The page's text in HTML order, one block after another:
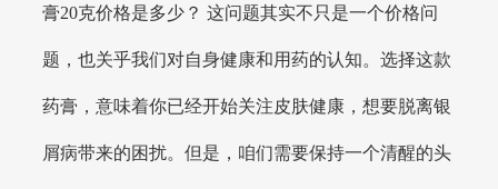
膏20克价格是多少？ 这问题其实不只是一个价格问
题，也关乎我们对自身健康和用药的认知。选择这款
药膏，意味着你已经开始关注皮肤健康，想要脱离银
屑病带来的困扰。但是，咱们需要保持一个清醒的头